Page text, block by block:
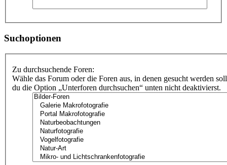
Suchoptionen
Zu durchsuchende Foren:
Wähle das Forum oder die Foren aus, in denen gesucht werden
du die Option „Unterforen durchsuchen“ unten nicht deaktivierst.